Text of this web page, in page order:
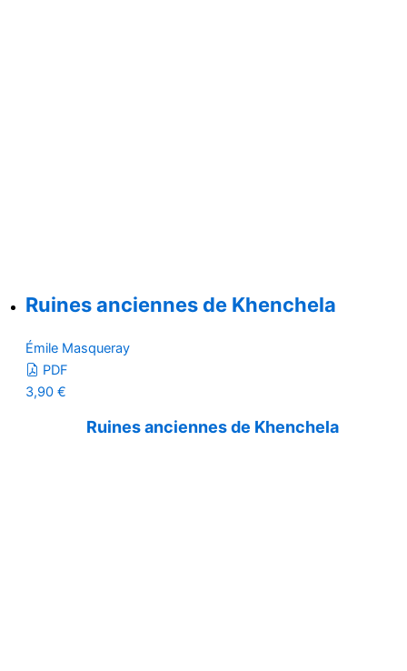
Ruines anciennes de Khenchela
Émile Masqueray
PDF
3,90 €
Ruines anciennes de Khenchela